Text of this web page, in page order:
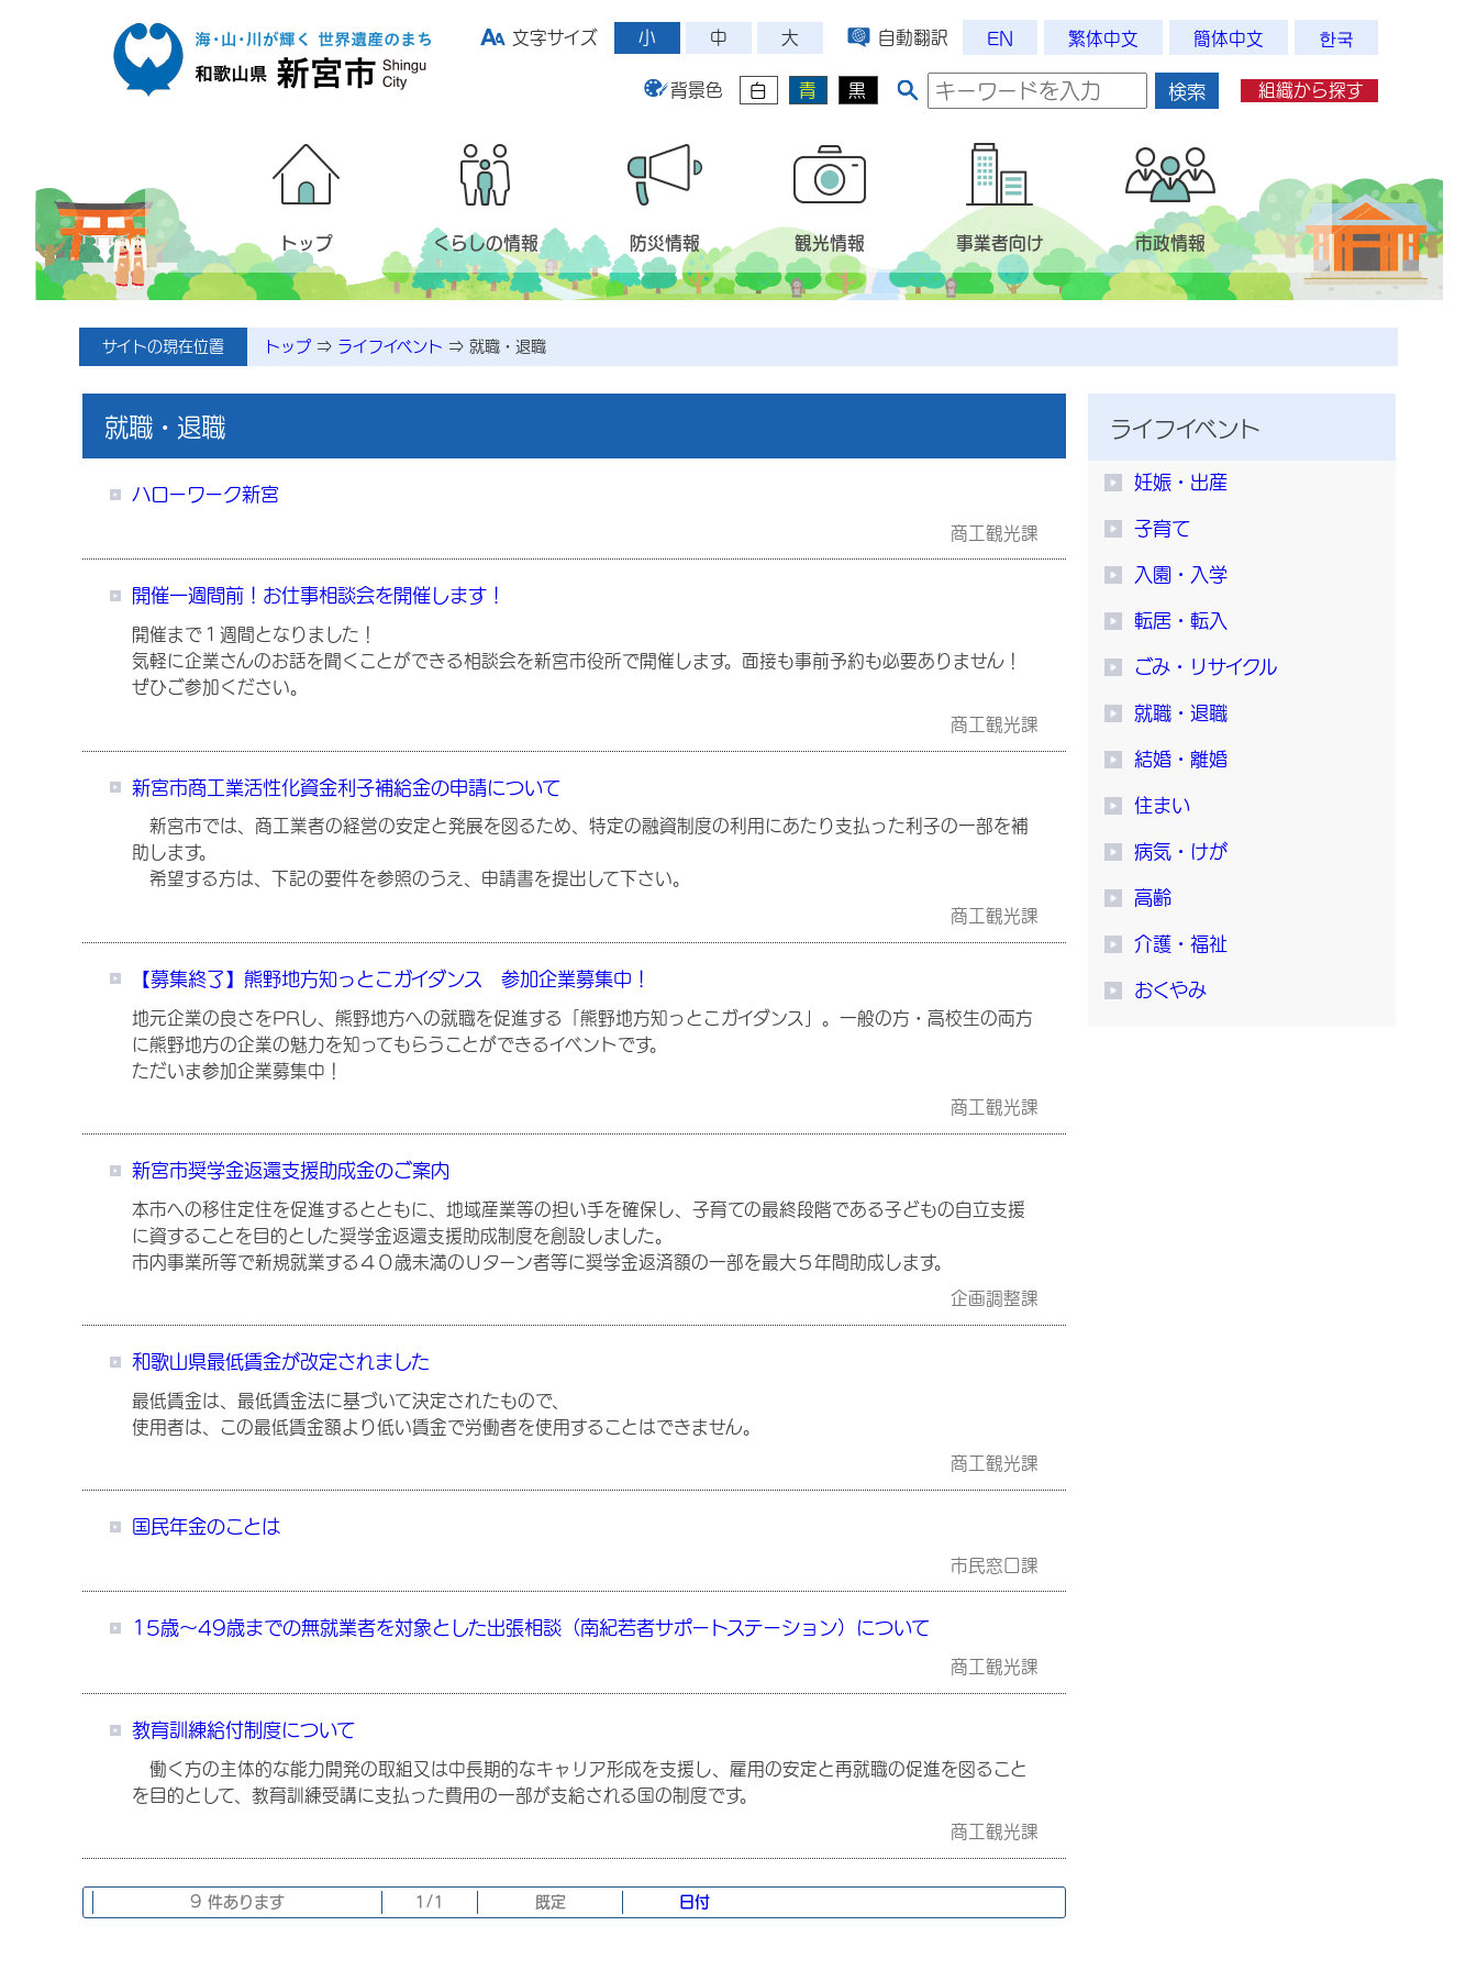
文字サイズ
小 中 大 自動翻訳 EN 繁体中文 簡体中文 한국
背景色 白 青 黒 検索 組織から探す
トップ くらしの情報 防災情報 観光情報 事業者向け 市政情報
メニューページ
サイトの現在位置 トップ ⇒ ライフイベント ⇒ 就職・退職
就職・退職
ハローワーク新宮
商工観光課
開催一週間前！お仕事相談会を開催します！
開催まで１週間となりました！
気軽に企業さんのお話を聞くことができる相談会を新宮市役所で開催します。面接も事前予約も必要ありません！
ぜひご参加ください。
商工観光課
新宮市商工業活性化資金利子補給金の申請について
新宮市では、商工業者の経営の安定と発展を図るため、特定の融資制度の利用にあたり支払った利子の一部を補
助します。
希望する方は、下記の要件を参照のうえ、申請書を提出して下さい。
商工観光課
【募集終了】熊野地方知っとこガイダンス 参加企業募集中！
地元企業の良さをPRし、熊野地方への就職を促進する「熊野地方知っとこガイダンス」。一般の方・高校生の両方
に熊野地方の企業の魅力を知ってもらうことができるイベントです。
ただいま参加企業募集中！
商工観光課
新宮市奨学金返還支援助成金のご案内
本市への移住定住を促進するとともに、地域産業等の担い手を確保し、子育ての最終段階である子どもの自立支援
に資することを目的とした奨学金返還支援助成制度を創設しました。
市内事業所等で新規就業する４０歳未満のＵターン者等に奨学金返済額の一部を最大５年間助成します。
企画調整課
和歌山県最低賃金が改定されました
最低賃金は、最低賃金法に基づいて決定されたもので、
使用者は、この最低賃金額より低い賃金で労働者を使用することはできません。
商工観光課
国民年金のことは
市民窓口課
15歳～49歳までの無就業者を対象とした出張相談（南紀若者サポートステーション）について
商工観光課
教育訓練給付制度について
働く方の主体的な能力開発の取組又は中長期的なキャリア形成を支援し、雇用の安定と再就職の促進を図ること
を目的として、教育訓練受講に支払った費用の一部が支給される国の制度です。
商工観光課
9 件あります 1/1 既定 日付
ライフイベント
妊娠・出産
子育て
入園・入学
転居・転入
ごみ・リサイクル
就職・退職
結婚・離婚
住まい
病気・けが
高齢
介護・福祉
おくやみ